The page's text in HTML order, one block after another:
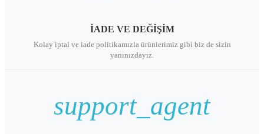
İADE VE DEĞİŞİM
Kolay iptal ve iade politikamızla ürünlerimiz gibi biz de sizin
yanınızdayız.
support_agent